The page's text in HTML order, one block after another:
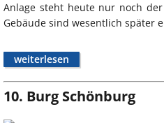
Anlage steht heute nur noch
Gebäude sind wesentlich später
weiterlesen
10. Burg Schönburg